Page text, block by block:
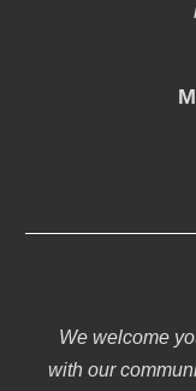
We welcome
with our